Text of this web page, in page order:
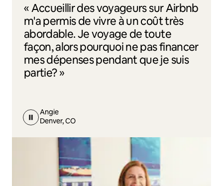
« Accueillir des voyageurs sur Airbnb
m'a permis de vivre à un coût très
abordable. Je voyage de toute
façon, alors pourquoi ne pas financer
mes dépenses pendant que je suis
partie? »
Angie
Denver, CO